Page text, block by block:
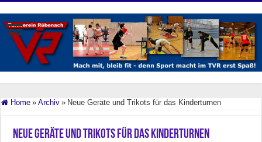
Home » Archiv » Neue Geräte und Trikots für das Kinderturnen
Neue Geräte und Trikots für das Kinderturnen